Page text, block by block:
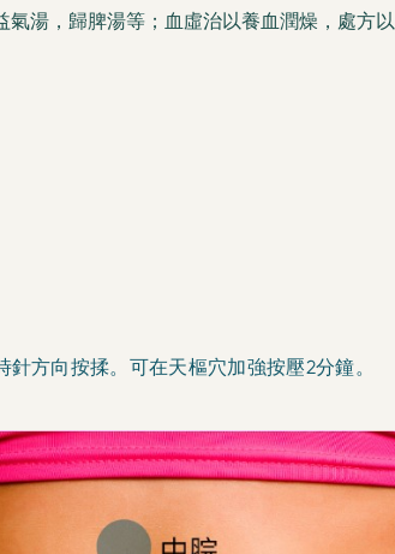
氣湯，歸脾湯等；血虛治以養血潤燥，處方
方向按揉。可在天樞穴加強按壓2分鐘。